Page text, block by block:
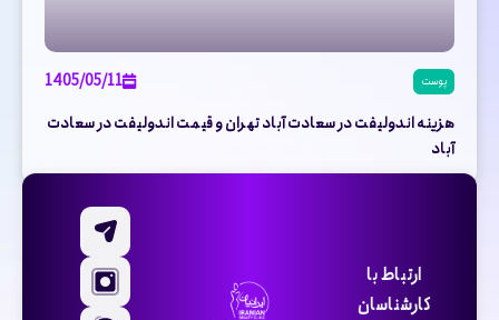
پوست
1405/05/11
هزینه اندولیفت در سعادت آباد تهران و قیمت اندولیفت در سعادت
آباد
ارتباط با
کارشناسان